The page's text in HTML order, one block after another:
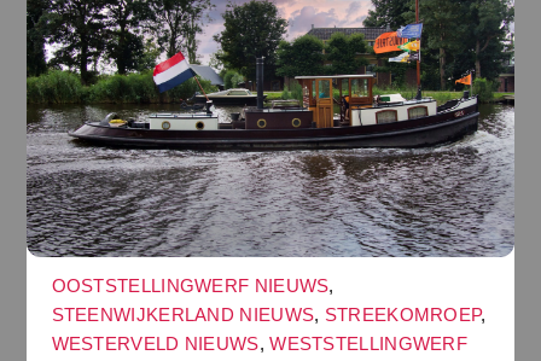
OOSTSTELLINGWERF NIEUWS,
STEENWIJKERLAND NIEUWS, STREEKOMROEP,
WESTERVELD NIEUWS,WESTSTELLINGWERF